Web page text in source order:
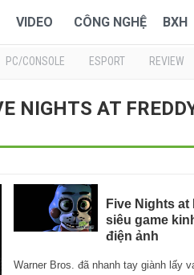
VIDEO CÔNG NGHỆ BXH
PC/CONSOLE ESPORT REVIEW
NIGHTS AT
Five Nights
siêu game
điện ảnh
Warner Bros. đã nhanh tay giành lấy